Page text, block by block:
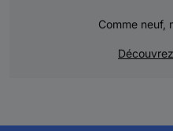
Comme neuf,